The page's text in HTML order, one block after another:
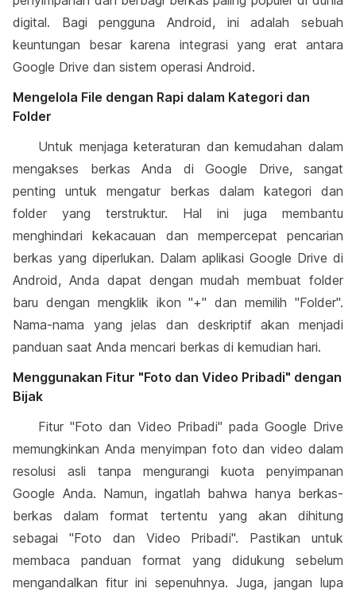
digital. Bagi pengguna Android, ini adalah sebuah
keuntungan besar karena integrasi yang erat antara
Google Drive dan sistem operasi Android.
Mengelola File dengan Rapi dalam Kategori dan
Folder
Untuk menjaga keteraturan dan kemudahan dalam
mengakses berkas Anda di Google Drive, sangat
penting untuk mengatur berkas dalam kategori dan
folder yang terstruktur. Hal ini juga membantu
menghindari kekacauan dan mempercepat pencarian
berkas yang diperlukan. Dalam aplikasi Google Drive di
Android, Anda dapat dengan mudah membuat folder
baru dengan mengklik ikon "+" dan memilih "Folder".
Nama-nama yang jelas dan deskriptif akan menjadi
panduan saat Anda mencari berkas di kemudian hari.
Menggunakan Fitur "Foto dan Video Pribadi" dengan
Bijak
Fitur "Foto dan Video Pribadi" pada Google Drive
memungkinkan Anda menyimpan foto dan video dalam
resolusi asli tanpa mengurangi kuota penyimpanan
Google Anda. Namun, ingatlah bahwa hanya berkas-
berkas dalam format tertentu yang akan dihitung
sebagai "Foto dan Video Pribadi". Pastikan untuk
membaca panduan format yang didukung sebelum
mengandalkan fitur ini sepenuhnya. Juga, jangan lupa